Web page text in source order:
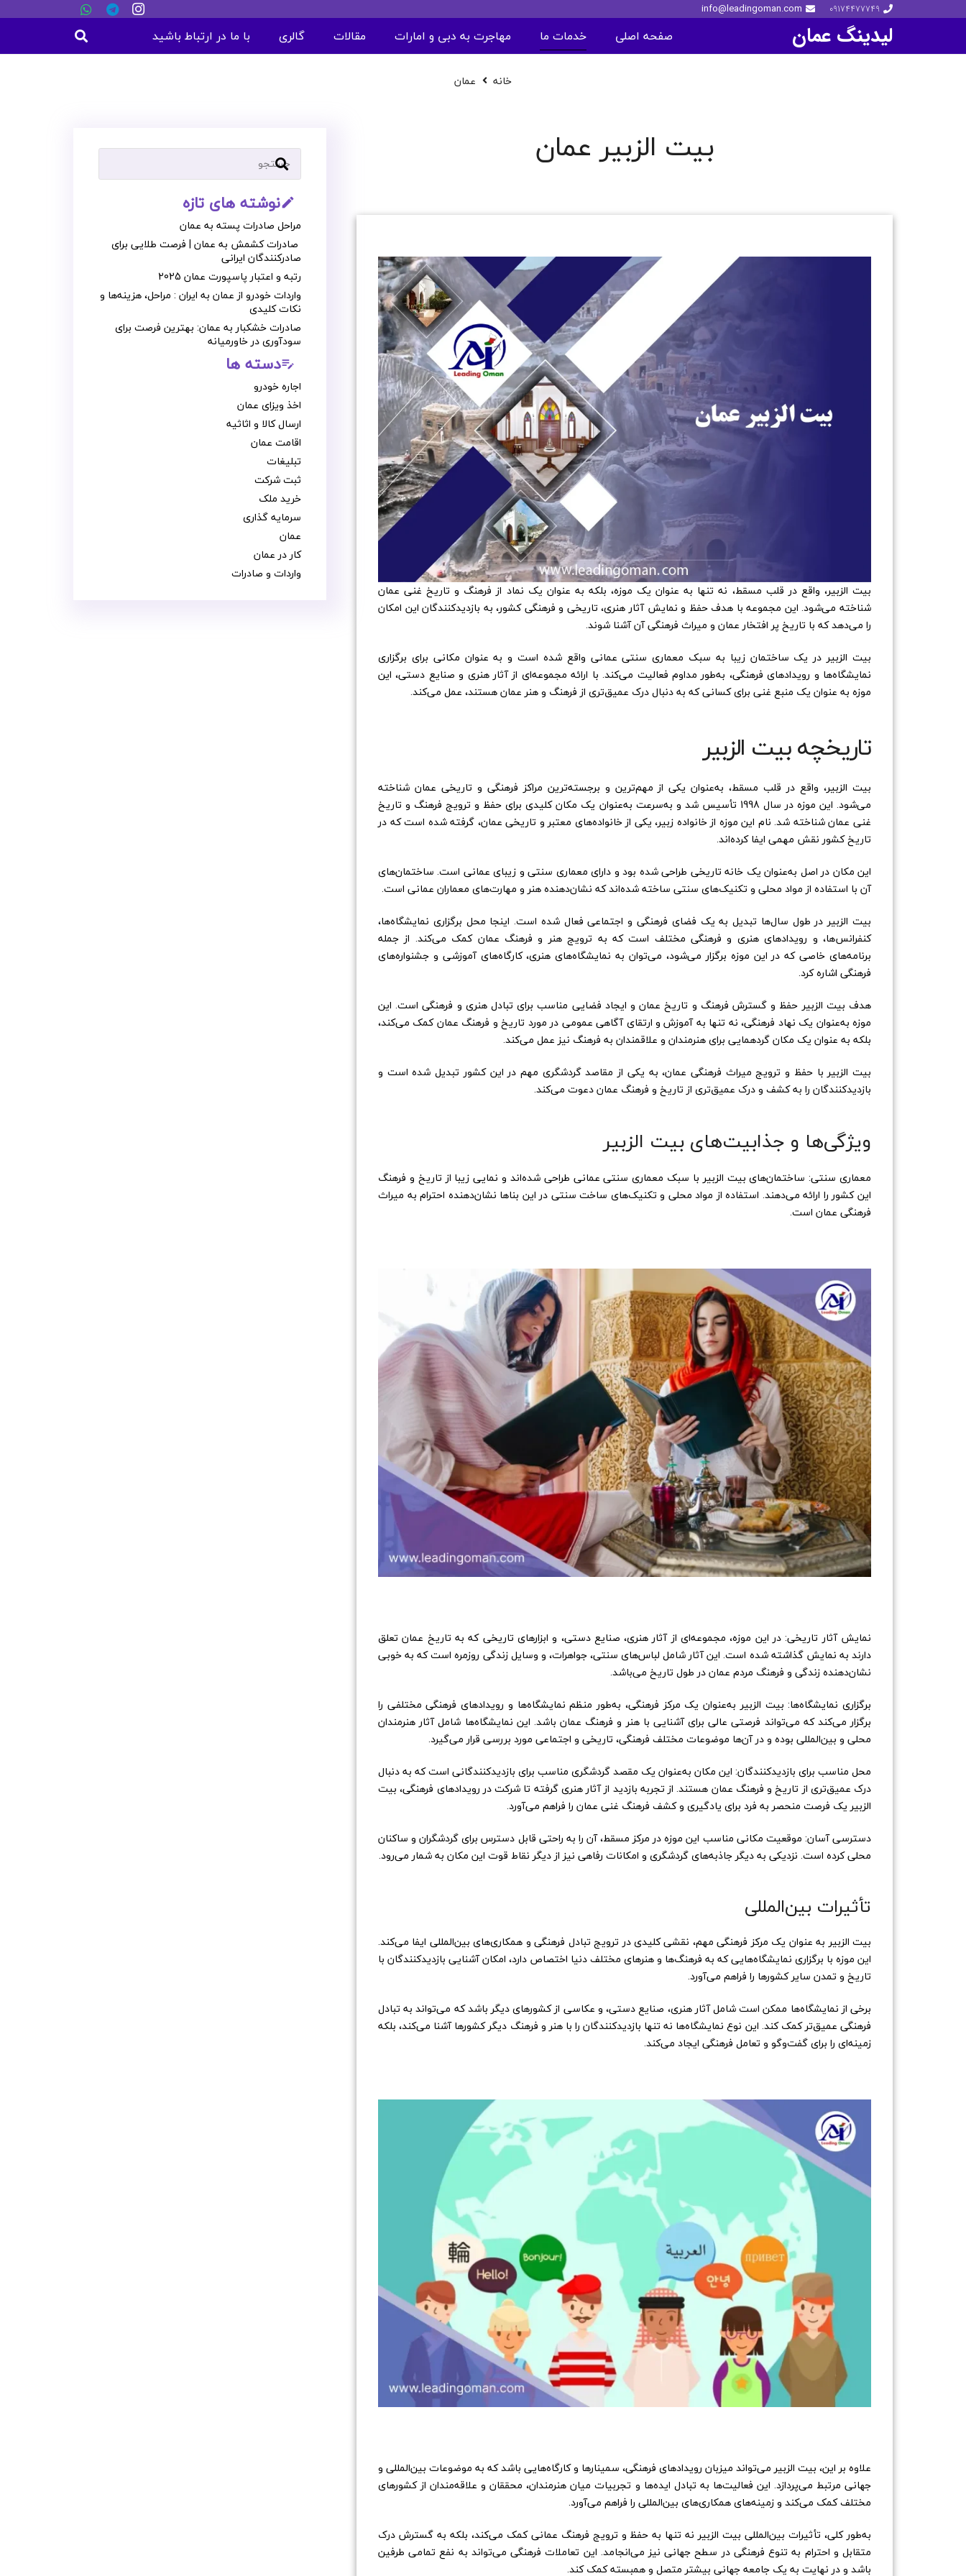
09174477749
info@leadingoman.com
لیدینگ عمان صفحه اصلی خدمات ما مهاجرت به دبی و امارات مقالات گالری با ما در ارتباط باشید
خانه عمان
بیت الزبیر عمان
بیت الزبیر، واقع در قلب مسقط، نه تنها به عنوان یک موزه، بلکه به عنوان یک نماد از فرهنگ و تاریخ غنی عمان
شناخته می‌شود. این مجموعه با هدف حفظ و نمایش آثار هنری، تاریخی و فرهنگی کشور، به بازدیدکنندگان این امکان
را می‌دهد که با تاریخ پر افتخار عمان و میراث فرهنگی آن آشنا شوند.
بیت الزبیر در یک ساختمان زیبا به سبک معماری سنتی عمانی واقع شده است و به عنوان مکانی برای برگزاری
نمایشگاه‌ها و رویدادهای فرهنگی، به‌طور مداوم فعالیت می‌کند. با ارائه مجموعه‌ای از آثار هنری و صنایع دستی، این
موزه به عنوان یک منبع غنی برای کسانی که به دنبال درک عمیق‌تری از فرهنگ و هنر عمان هستند، عمل می‌کند.
تاریخچه بیت الزبیر
بیت الزبیر، واقع در قلب مسقط، به‌عنوان یکی از مهم‌ترین و برجسته‌ترین مراکز فرهنگی و تاریخی عمان شناخته
می‌شود. این موزه در سال 1998 تأسیس شد و به‌سرعت به‌عنوان یک مکان کلیدی برای حفظ و ترویج فرهنگ و تاریخ
غنی عمان شناخته شد. نام این موزه از خانواده زبیر، یکی از خانواده‌های معتبر و تاریخی عمان، گرفته شده است که در
تاریخ کشور نقش مهمی ایفا کرده‌اند.
این مکان در اصل به‌عنوان یک خانه تاریخی طراحی شده بود و دارای معماری سنتی و زیبای عمانی است. ساختمان‌های
آن با استفاده از مواد محلی و تکنیک‌های سنتی ساخته شده‌اند که نشان‌دهنده هنر و مهارت‌های معماران عمانی است.
بیت الزبیر در طول سال‌ها تبدیل به یک فضای فرهنگی و اجتماعی فعال شده است. اینجا محل برگزاری نمایشگاه‌ها،
کنفرانس‌ها، و رویدادهای هنری و فرهنگی مختلف است که به ترویج هنر و فرهنگ عمان کمک می‌کند. از جمله
برنامه‌های خاصی که در این موزه برگزار می‌شود، می‌توان به نمایشگاه‌های هنری، کارگاه‌های آموزشی و جشنواره‌های
فرهنگی اشاره کرد.
هدف بیت الزبیر حفظ و گسترش فرهنگ و تاریخ عمان و ایجاد فضایی مناسب برای تبادل هنری و فرهنگی است. این
موزه به‌عنوان یک نهاد فرهنگی، نه تنها به آموزش و ارتقای آگاهی عمومی در مورد تاریخ و فرهنگ عمان کمک می‌کند،
بلکه به عنوان یک مکان گردهمایی برای هنرمندان و علاقمندان به فرهنگ نیز عمل می‌کند.
بیت الزبیر با حفظ و ترویج میراث فرهنگی عمان، به یکی از مقاصد گردشگری مهم در این کشور تبدیل شده است و
بازدیدکنندگان را به کشف و درک عمیق‌تری از تاریخ و فرهنگ عمان دعوت می‌کند.
ویژگی‌ها و جذابیت‌های بیت الزبیر
معماری سنتی: ساختمان‌های بیت الزبیر با سبک معماری سنتی عمانی طراحی شده‌اند و نمایی زیبا از تاریخ و فرهنگ
این کشور را ارائه می‌دهند. استفاده از مواد محلی و تکنیک‌های ساخت سنتی در این بناها نشان‌دهنده احترام به میراث
فرهنگی عمان است.
نمایش آثار تاریخی: در این موزه، مجموعه‌ای از آثار هنری، صنایع دستی، و ابزارهای تاریخی که به تاریخ عمان تعلق
دارند به نمایش گذاشته شده است. این آثار شامل لباس‌های سنتی، جواهرات، و وسایل زندگی روزمره است که به خوبی
نشان‌دهنده زندگی و فرهنگ مردم عمان در طول تاریخ می‌باشد.
برگزاری نمایشگاه‌ها: بیت الزبیر به‌عنوان یک مرکز فرهنگی، به‌طور منظم نمایشگاه‌ها و رویدادهای فرهنگی مختلفی را
برگزار می‌کند که می‌تواند فرصتی عالی برای آشنایی با هنر و فرهنگ عمان باشد. این نمایشگاه‌ها شامل آثار هنرمندان
محلی و بین‌المللی بوده و در آن‌ها موضوعات مختلف فرهنگی، تاریخی و اجتماعی مورد بررسی قرار می‌گیرد.
محل مناسب برای بازدیدکنندگان: این مکان به‌عنوان یک مقصد گردشگری مناسب برای بازدیدکنندگانی است که به دنبال
درک عمیق‌تری از تاریخ و فرهنگ عمان هستند. از تجربه بازدید از آثار هنری گرفته تا شرکت در رویدادهای فرهنگی، بیت
الزبیر یک فرصت منحصر به فرد برای یادگیری و کشف فرهنگ غنی عمان را فراهم می‌آورد.
دسترسی آسان: موقعیت مکانی مناسب این موزه در مرکز مسقط، آن را به راحتی قابل دسترس برای گردشگران و ساکنان
محلی کرده است. نزدیکی به دیگر جاذبه‌های گردشگری و امکانات رفاهی نیز از دیگر نقاط قوت این مکان به شمار می‌رود.
تأثیرات بین‌المللی
بیت الزبیر به عنوان یک مرکز فرهنگی مهم، نقشی کلیدی در ترویج تبادل فرهنگی و همکاری‌های بین‌المللی ایفا می‌کند.
این موزه با برگزاری نمایشگاه‌هایی که به فرهنگ‌ها و هنرهای مختلف دنیا اختصاص دارد، امکان آشنایی بازدیدکنندگان با
تاریخ و تمدن سایر کشورها را فراهم می‌آورد.
برخی از نمایشگاه‌ها ممکن است شامل آثار هنری، صنایع دستی، و عکاسی از کشورهای دیگر باشد که می‌تواند به تبادل
فرهنگی عمیق‌تر کمک کند. این نوع نمایشگاه‌ها نه تنها بازدیدکنندگان را با هنر و فرهنگ دیگر کشورها آشنا می‌کند، بلکه
زمینه‌ای را برای گفت‌وگو و تعامل فرهنگی ایجاد می‌کند.
علاوه بر این، بیت الزبیر می‌تواند میزبان رویدادهای فرهنگی، سمینارها و کارگاه‌هایی باشد که به موضوعات بین‌المللی و
جهانی مرتبط می‌پردازد. این فعالیت‌ها به تبادل ایده‌ها و تجربیات میان هنرمندان، محققان و علاقه‌مندان از کشورهای
مختلف کمک می‌کند و زمینه‌های همکاری‌های بین‌المللی را فراهم می‌آورد.
به‌طور کلی، تأثیرات بین‌المللی بیت الزبیر نه تنها به حفظ و ترویج فرهنگ عمانی کمک می‌کند، بلکه به گسترش درک
متقابل و احترام به تنوع فرهنگی در سطح جهانی نیز می‌انجامد. این تعاملات فرهنگی می‌تواند به نفع تمامی طرفین
باشد و در نهایت به یک جامعه جهانی بیشتر متصل و همبسته کمک کند.
mode_edit_outlineنوشته های تازه
مراحل صادرات پسته به عمان
صادرات کشمش به عمان | فرصت طلایی برای
صادرکنندگان ایرانی
رتبه و اعتبار پاسپورت عمان 2025
واردات خودرو از عمان به ایران : مراحل، هزینه‌ها و
نکات کلیدی
صادرات خشکبار به عمان: بهترین فرصت برای
سودآوری در خاورمیانه
edit_noteدسته ها
اجاره خودرو
اخذ ویزای عمان
ارسال کالا و اثاثیه
اقامت عمان
تبلیغات
ثبت شرکت
خرید ملک
سرمایه گذاری
عمان
کار در عمان
واردات و صادرات